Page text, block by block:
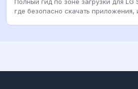
где безопасно скачать приложения,